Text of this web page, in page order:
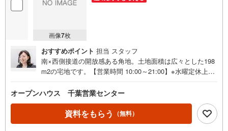
画像7枚
おすすめポイント 担当 スタッフ
南×西側接道の開放感ある角地。土地面積は広々とした198
m2の宅地です。【営業時間 10:00～21:00】※水曜定休上記
にご連絡ください！現地を見学される場合は「室内・現地
を見学する（無料）」ボタンよりご希望の日時をご記入い
ただけますとスムーズにご案内が可能です。◎現地のご案
内について・平日や夜遅い時間帯もご案内が可能 ※定休日
オープンハウス 千葉営業センター
資料をもらう （無料）